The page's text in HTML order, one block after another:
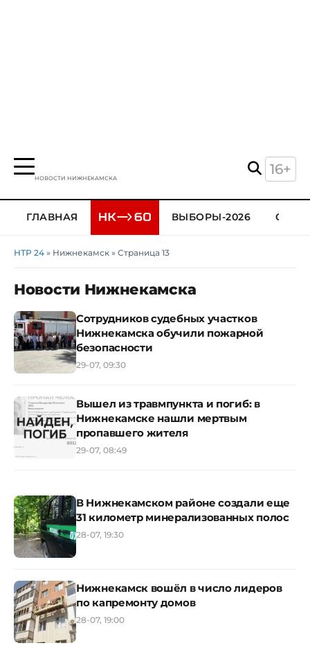
НОВОСТИ НИЖНЕКАМСКА
16+
ГЛАВНАЯ ВЫБОРЫ-2026
НТР 24 » Нижнекамск » Страница 13
Новости Нижнекамска
Сотрудников судебных участков
Нижнекамска обучили пожарной
безопасности
29-07, 09:30
Вышел из травмпункта и погиб: в
Нижнекамске нашли мертвым
пропавшего жителя
29-07, 08:49
В Нижнекамском районе создали еще
31 километр минерализованных полос
28-07, 19:30
Нижнекамск вошёл в число лидеров
по капремонту домов
28-07, 19:00